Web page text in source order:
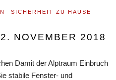
SICHERHEIT ZU HAUSE
NOVEMBER 2018
Damit der Alptraum Einbruch
stabile Fenster- und